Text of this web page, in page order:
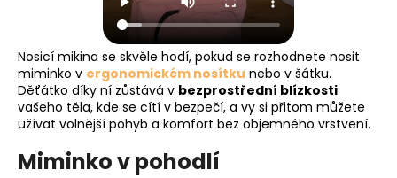
Nosicí mikina se skvěle hodí, pokud se rozhodnete nosit
miminko v ergonomickém nosítku nebo v šátku.
Děťátko díky ní zůstává v bezprostřední blízkosti
vašeho těla, kde se cítí v bezpečí, a vy si přitom můžete
užívat volnější pohyb a komfort bez objemného vrstvení.
Miminko v pohodlí